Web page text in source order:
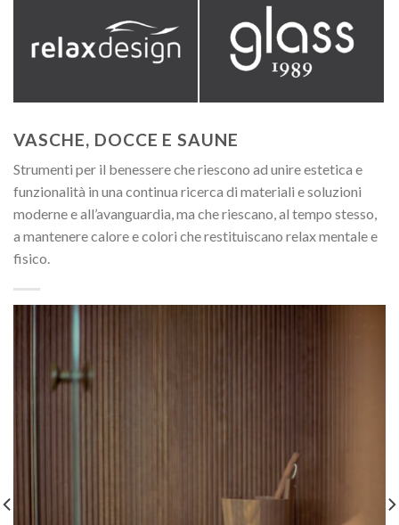
VASCHE, DOCCE E SAUNE
Strumenti per il benessere che riescono ad unire estetica e
funzionalità in una continua ricerca di materiali e soluzioni
moderne e all’avanguardia, ma che riescano, al tempo stesso,
a mantenere calore e colori che restituiscano relax mentale e
fisico.